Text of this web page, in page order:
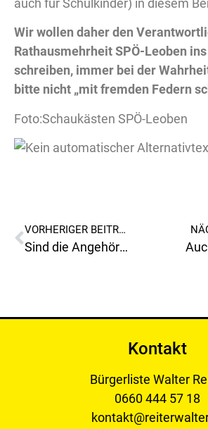
auch für Schulkinder) in diesem
Wir wollen daher den
Rathausmehrheit SPÖ-Leoben
schreiben, immer bei der
bitte nicht „mit fremden Federn
Foto:Schaukästen SPÖ-Leoben
VORHERIGER BEITRAG
Sind die Angehörigen und Besucher vom Friedhof Leoben-Donawitz, Menschen zweiter Klasse?
Kontakt
Bürgerliste Walter
0660 444 57 18